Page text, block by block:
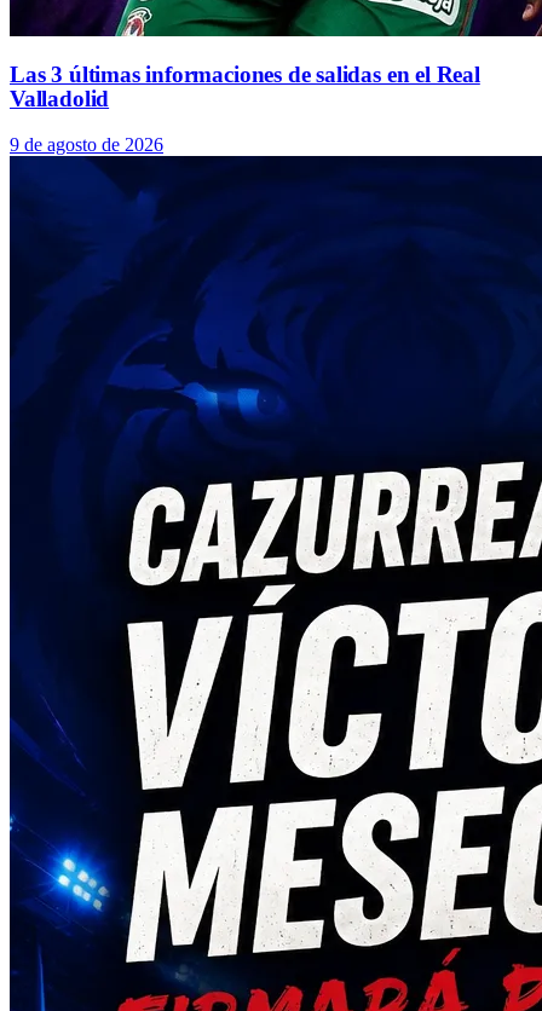
Las 3 últimas informaciones de salidas en el Real
Valladolid
9 de agosto de 2026